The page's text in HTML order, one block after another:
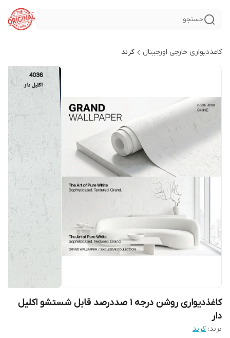
جستجو
کاغذدیواری خارجی اورجینال گرند
کاغذدیواری روشن درجه 1 صددرصد قابل شستشو اکلیل
دار
برند: گرند